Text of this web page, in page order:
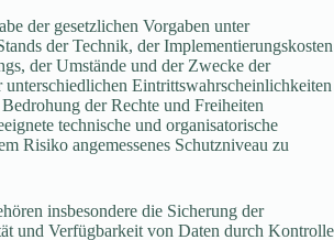
der gesetzlichen Vorgaben unter
der Technik, der Implementierungskosten
der Umstände und der Zwecke der
unterschiedlichen Eintrittswahrscheinlichkeiten
der Rechte und Freiheiten
technische und organisatorische
Risiko angemessenes Schutzniveau zu
insbesondere die Sicherung der
und Verfügbarkeit von Daten durch Kontrolle